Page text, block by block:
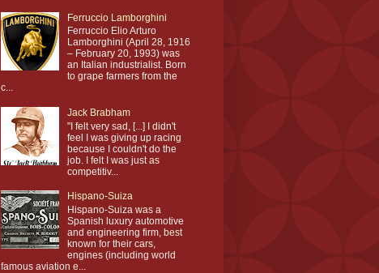
Ferruccio Lamborghini
Ferruccio Elio Arturo
Lamborghini (April 28, 1916
– February 20, 1993) was
an Italian industrialist. Born
to grape farmers from the
c...
Jack Brabham
"I felt very sad, [...] I didn't
feel I was giving up racing
because I couldn't do the
job. I felt I was just as
competitiv...
Hispano-Suiza
Hispano-Suiza was a
Spanish luxury automotive
and engineering firm, best
known for their cars,
engines (including world
famous aviation e...